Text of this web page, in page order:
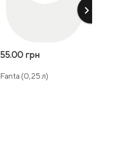
keyboard_arrow_right
55.00 грн
Fanta (0,25 л)